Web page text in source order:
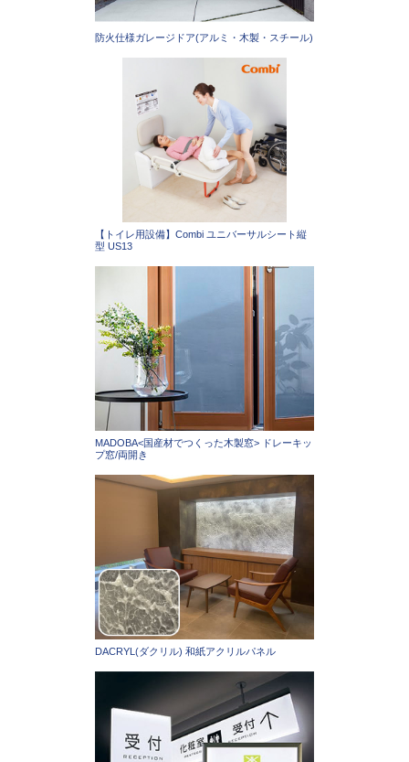
防火仕様ガレージドア(アルミ・木製・スチール)
【トイレ用設備】Combi ユニバーサルシート縦
型 US13
MADOBA<国産材でつくった木製窓> ドレーキッ
プ窓/両開き
DACRYL(ダクリル) 和紙アクリルパネル